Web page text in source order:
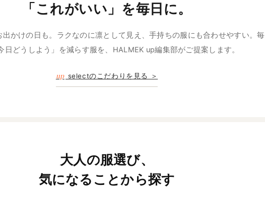
「これがいい」を毎日に。
出かけの日も。ラクなのに凛として見え、手持ちの服にも合わせやすい。毎
日どうしよう」を減らす服を、HALMEK up編集部がご提案します。
up selectのこだわりを見る ＞
大人の服選び、
気になることから探す